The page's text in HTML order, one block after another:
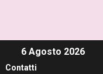
6 Agosto 2026
Contatti